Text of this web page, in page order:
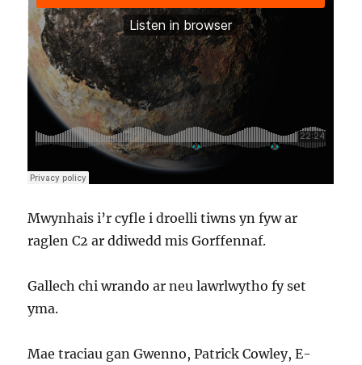
Mwynhais i’r cyfle i droelli tiwns yn fyw ar
raglen C2 ar ddiwedd mis Gorffennaf.
Gallech chi wrando ar neu lawrlwytho fy set
yma.
Mae traciau gan Gwenno, Patrick Cowley, E-